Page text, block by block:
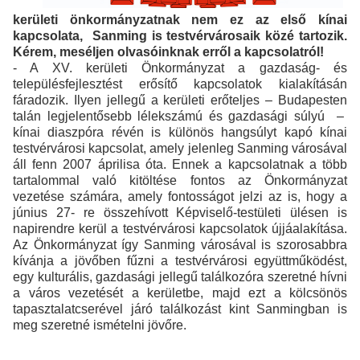
kerületi önkormányzatnak nem ez az első kínai
kapcsolata, Sanming is testvérvárosaik közé tartozik.
Kérem, meséljen olvasóinknak erről a kapcsolatról!
- A XV. kerületi Önkormányzat a gazdaság- és
településfejlesztést erősítő kapcsolatok kialakításán
fáradozik. Ilyen jellegű a kerületi erőteljes – Budapesten
talán legjelentősebb lélekszámú és gazdasági súlyú –
kínai diaszpóra révén is különös hangsúlyt kapó kínai
testvérvárosi kapcsolat, amely jelenleg Sanming városával
áll fenn 2007 áprilisa óta. Ennek a kapcsolatnak a több
tartalommal való kitöltése fontos az Önkormányzat
vezetése számára, amely fontosságot jelzi az is, hogy a
június 27- re összehívott Képviselő-testületi ülésen is
napirendre kerül a testvérvárosi kapcsolatok újjáalakítása.
Az Önkormányzat így Sanming városával is szorosabbra
kívánja a jövőben fűzni a testvérvárosi együttműködést,
egy kulturális, gazdasági jellegű találkozóra szeretné hívni
a város vezetését a kerületbe, majd ezt a kölcsönös
tapasztalatcserével járó találkozást kint Sanmingban is
meg szeretné ismételni jövőre.